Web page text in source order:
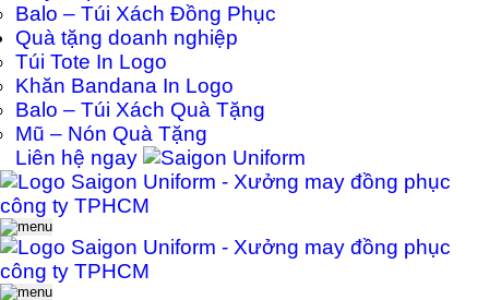
Balo – Túi Xách Đồng Phục
Quà tặng doanh nghiệp
Túi Tote In Logo
Khăn Bandana In Logo
Balo – Túi Xách Quà Tặng
Mũ – Nón Quà Tặng
Liên hệ ngay